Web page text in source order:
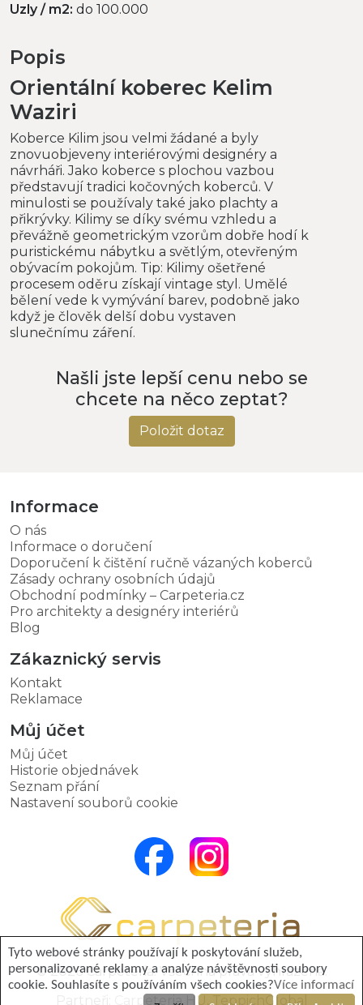
Uzly / m2: do 100.000
Popis
Orientální koberec Kelim
Waziri
Koberce Kilim jsou velmi žádané a byly
znovuobjeveny interiérovými designéry a
návrháři. Jako koberce s plochou vazbou
představují tradici kočovných koberců. V
minulosti se používaly také jako plachty a
přikrývky. Kilimy se díky svému vzhledu a
převážně geometrickým vzorům dobře hodí k
puristickému nábytku a světlým, otevřeným
obývacím pokojům. Tip: Kilimy ošetřené
procesem oděru získají vintage styl. Umělé
bělení vede k vymývání barev, podobně jako
když je člověk delší dobu vystaven
slunečnímu záření.
Našli jste lepší cenu nebo se
chcete na něco zeptat?
Položit dotaz
Informace
O nás
Informace o doručení
Doporučení k čištění ručně vázaných koberců
Zásady ochrany osobních údajů
Obchodní podmínky – Carpeteria.cz
Pro architekty a designéry interiérů
Blog
Zákaznický servis
Kontakt
Reklamace
Můj účet
Můj účet
Historie objednávek
Seznam přání
Nastavení souborů cookie
© 2026 Carpeteria. Všechna práva vyhrazena.
Carpeteria HU ,TeppichGlobal
Tyto webové stránky používají k poskytování služeb,
personalizované reklamy a analýze návštěvnosti soubory
cookie. Souhlasíte s používáním všech cookies?Více informací